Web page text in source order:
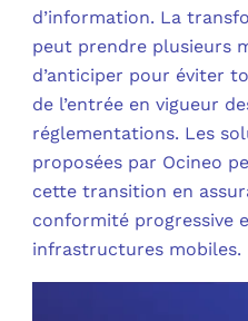
d’information. La
peut prendre plusieurs
d’anticiper pour éviter
de l’entrée en vigueur
réglementations. Les
proposées par Ocineo
cette transition en
conformité progressive
infrastructures mobiles.